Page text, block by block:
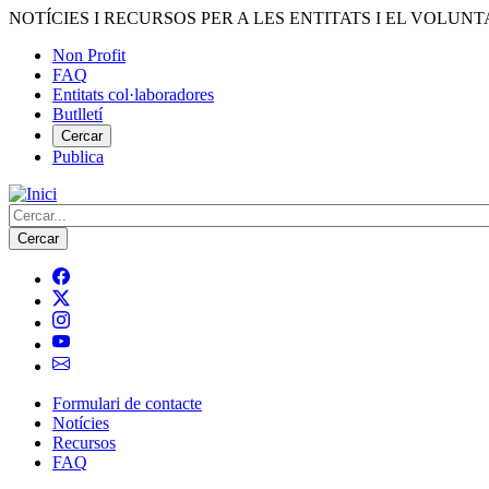
Vés
contingut
NOTÍCIES I RECURSOS PER A LES ENTITATS I EL
Menú
del
compte
d'usuari
Non Profit
FAQ
Entitats col·laboradores
Butlletí
Cercar
Publica
Cerca
Navegació
principal
Formulari de contacte
Notícies
Recursos
FAQ